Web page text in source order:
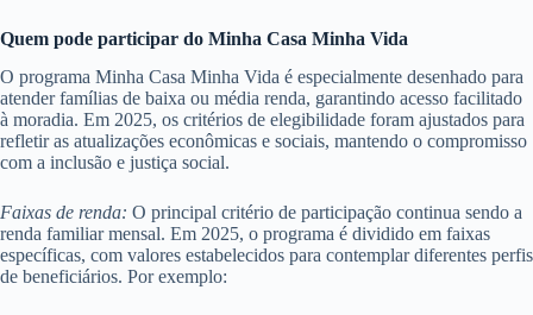
Quem pode participar do Minha Casa Minha Vida
O programa Minha Casa Minha Vida é especialmente desenhado para
atender famílias de baixa ou média renda, garantindo acesso facilitado
à moradia. Em 2025, os critérios de elegibilidade foram ajustados para
refletir as atualizações econômicas e sociais, mantendo o compromisso
com a inclusão e justiça social.
Faixas de renda: O principal critério de participação continua sendo a
renda familiar mensal. Em 2025, o programa é dividido em faixas
específicas, com valores estabelecidos para contemplar diferentes perfis
de beneficiários. Por exemplo: